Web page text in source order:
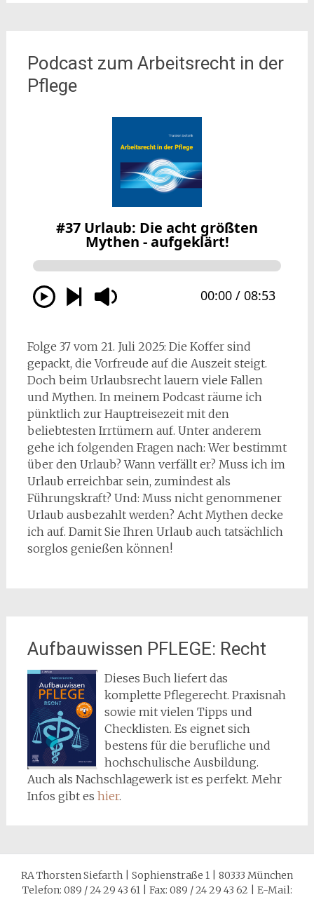
Podcast zum Arbeitsrecht in der
Pflege
Folge 37 vom 21. Juli 2025: Die Koffer sind
gepackt, die Vorfreude auf die Auszeit steigt.
Doch beim Urlaubsrecht lauern viele Fallen
und Mythen. In meinem Podcast räume ich
pünktlich zur Hauptreisezeit mit den
beliebtesten Irrtümern auf. Unter anderem
gehe ich folgenden Fragen nach: Wer bestimmt
über den Urlaub? Wann verfällt er? Muss ich im
Urlaub erreichbar sein, zumindest als
Führungskraft? Und: Muss nicht genommener
Urlaub ausbezahlt werden? Acht Mythen decke
ich auf. Damit Sie Ihren Urlaub auch tatsächlich
sorglos genießen können!
Aufbauwissen PFLEGE: Recht
Dieses Buch liefert das
komplette Pflegerecht. Praxisnah
sowie mit vielen Tipps und
Checklisten. Es eignet sich
bestens für die berufliche und
hochschulische Ausbildung.
Auch als Nachschlagewerk ist es perfekt. Mehr
Infos gibt es hier.
RA Thorsten Siefarth | Sophienstraße 1 | 80333 München
Telefon: 089 / 24 29 43 61 | Fax: 089 / 24 29 43 62 | E-Mail: